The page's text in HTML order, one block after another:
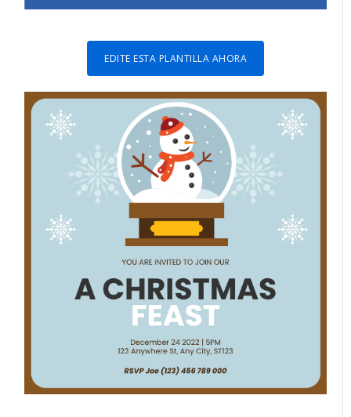
EDITE ESTA PLANTILLA AHORA